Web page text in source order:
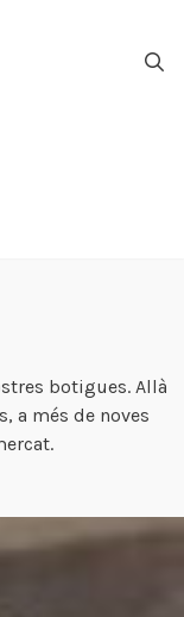
botigues. Allà
a més de noves